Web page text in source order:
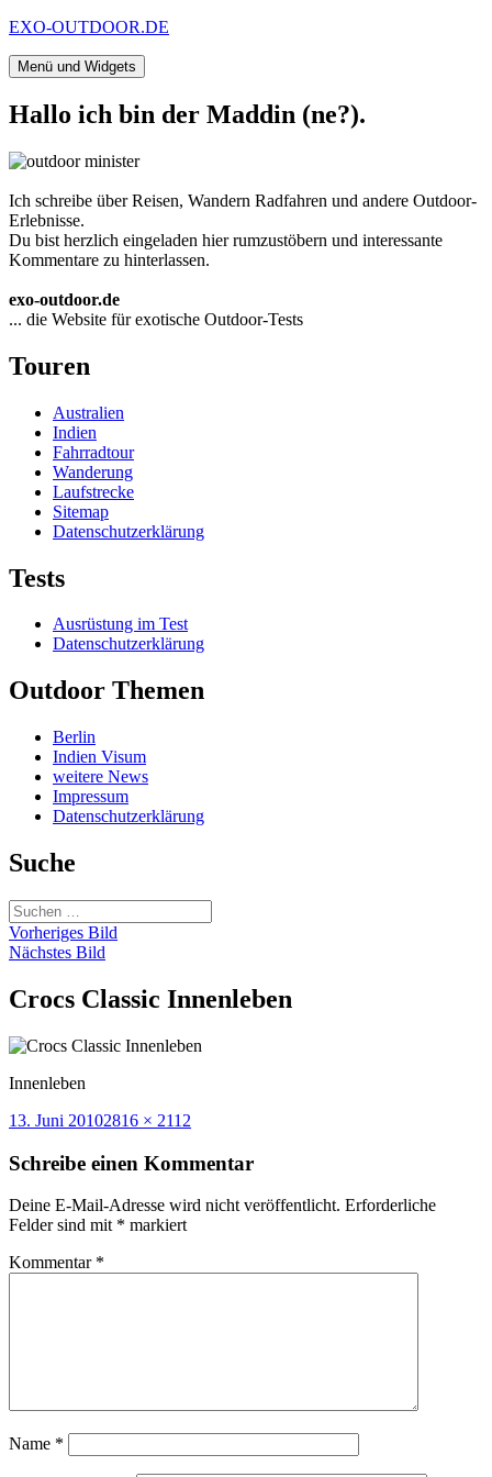
Zum
springen
EXO-OUTDOOR.DE
Menü und Widgets
Hallo ich bin der Maddin (ne?).
Ich schreibe über Reisen, Wandern Radfahren und andere Outdoor-
Erlebnisse.
Du bist herzlich eingeladen hier rumzustöbern und interessante
Kommentare zu hinterlassen.
exo-outdoor.de
... die Website für exotische Outdoor-Tests
Touren
Australien
Indien
Fahrradtour
Wanderung
Laufstrecke
Sitemap
Datenschutzerklärung
Tests
Ausrüstung im Test
Datenschutzerklärung
Outdoor Themen
Berlin
Indien Visum
weitere News
Impressum
Datenschutzerklärung
Suche
Suchen
nach:
Vorheriges Bild
Nächstes Bild
Crocs Classic Innenleben
Innenleben
Veröffentlicht
13. Juni 2010Volle
2816 × 2112
Schreibe einen Kommentar
Deine E-Mail-Adresse wird nicht veröffentlicht. Erforderliche
Felder sind mit * markiert
Kommentar *
Name *